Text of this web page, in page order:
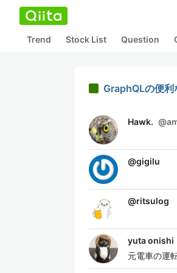
Trend Stock List Question
GraphQLの便利
Hawk. @
@gigilu
@ritsulog
yuta onishi
元電車の運